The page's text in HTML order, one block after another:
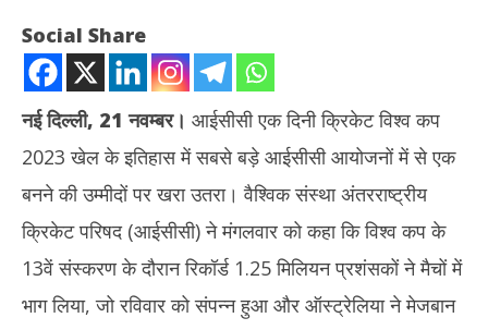
Social Share
नई दिल्ली, 21 नवम्बर। आईसीसी एक दिनी क्रिकेट विश्व कप
2023 खेल के इतिहास में सबसे बड़े आईसीसी आयोजनों में से एक
बनने की उम्मीदों पर खरा उतरा। वैश्विक संस्था अंतरराष्ट्रीय
क्रिकेट परिषद (आईसीसी) ने मंगलवार को कहा कि विश्व कप के
13वें संस्करण के दौरान रिकॉर्ड 1.25 मिलियन प्रशंसकों ने मैचों में
भाग लिया, जो रविवार को संपन्न हुआ और ऑस्ट्रेलिया ने मेजबान